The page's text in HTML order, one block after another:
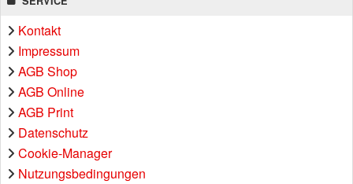
Kontakt
Impressum
AGB Shop
AGB Online
AGB Print
Datenschutz
Cookie-Manager
Nutzungsbedingungen